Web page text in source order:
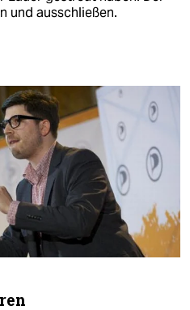
und ausschließen.